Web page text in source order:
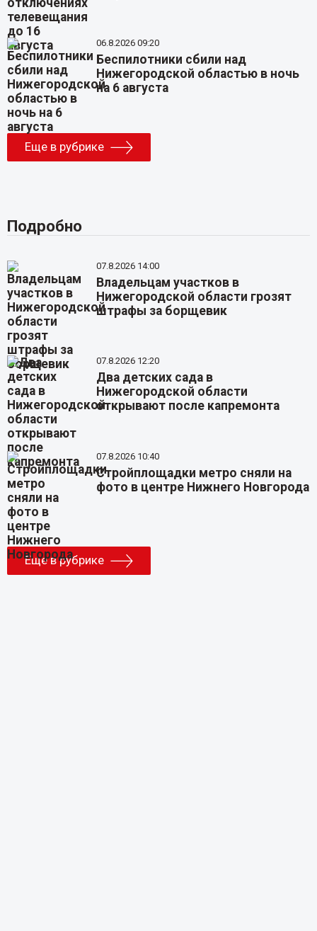
06.8.2026 09:20
Беспилотники сбили над
Нижегородской областью в ночь
на 6 августа
Еще в рубрике
Подробно
07.8.2026 14:00
Владельцам участков в
Нижегородской области грозят
штрафы за борщевик
07.8.2026 12:20
Два детских сада в
Нижегородской области
открывают после капремонта
07.8.2026 10:40
Стройплощадки метро сняли на
фото в центре Нижнего Новгорода
Еще в рубрике